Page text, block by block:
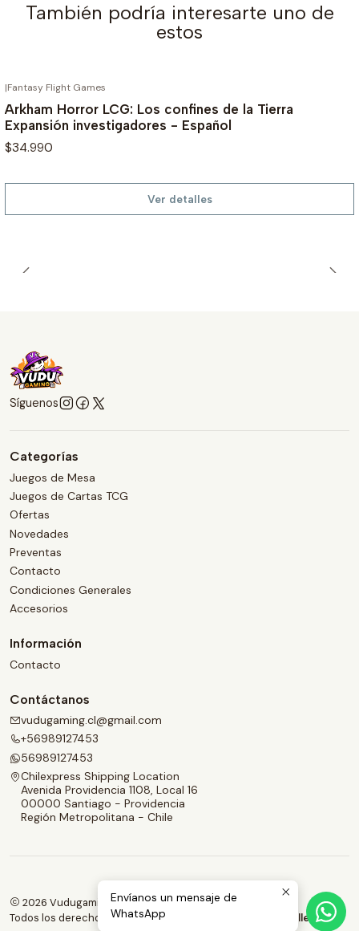
También podría interesarte uno de
estos
|Fantasy Flight Games
Arkham Horror LCG: Los confines de la Tierra
Expansión investigadores - Español
$34.990
Ver detalles
Síguenos
Categorías
Juegos de Mesa
Juegos de Cartas TCG
Ofertas
Novedades
Preventas
Contacto
Condiciones Generales
Accesorios
Información
Contacto
Contáctanos
vudugaming.cl@gmail.com
+56989127453
56989127453
Chilexpress Shipping Location
Avenida Providencia 1108, Local 16
00000 Santiago - Providencia
Región Metropolitana - Chile
2026 Vudugaming.
Todos los derechos reservados.
Desarrollado por Jumpseller
Envíanos un mensaje de
WhatsApp